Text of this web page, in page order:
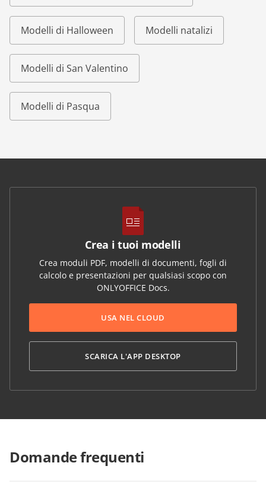
Modelli di Halloween Modelli natalizi
Modelli di San Valentino
Modelli di Pasqua
Crea i tuoi modelli
Crea moduli PDF, modelli di documenti, fogli di
calcolo e presentazioni per qualsiasi scopo con
ONLYOFFICE Docs.
USA NEL CLOUD
SCARICA L'APP DESKTOP
Domande frequenti